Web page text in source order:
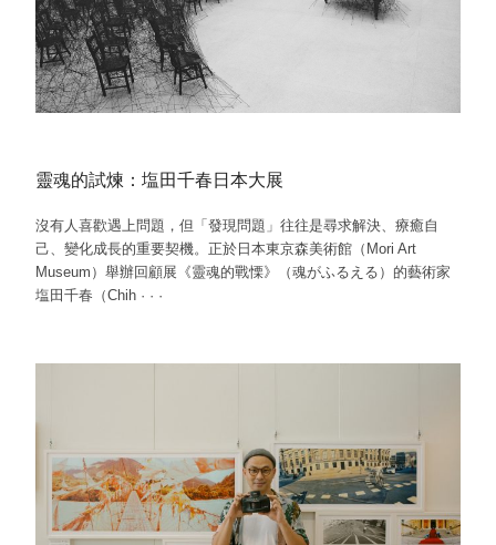
靈魂的試煉：塩田千春日本大展
沒有人喜歡遇上問題，但「發現問題」往往是尋求解決、療癒自
己、變化成長的重要契機。正於日本東京森美術館（Mori Art
Museum）舉辦回顧展《靈魂的戰慄》（魂がふるえる）的藝術家
塩田千春（Chih · · ·